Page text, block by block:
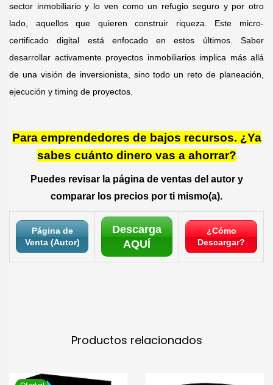
sector inmobiliario y lo ven como un refugio seguro y por otro
lado, aquellos que quieren construir riqueza. Este micro-
certificado digital está enfocado en estos últimos. Saber
desarrollar activamente proyectos inmobiliarios implica más allá
de una visión de inversionista, sino todo un reto de planeación,
ejecución y timing de proyectos.
Para emprendedores de bajos recursos. ¿Ya
sabes cuánto dinero vas a ahorrar?
Puedes revisar la página de ventas del autor y
comparar los precios por ti mismo(a).
Página de
Venta (Autor)
Descarga
AQUÍ
¿Cómo
Descargar?
Productos relacionados